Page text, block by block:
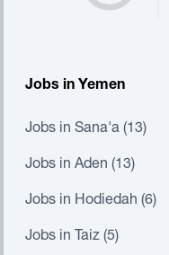
Jobs in Yemen
Jobs in Sana'a (13)
Jobs in Aden (13)
Jobs in Hodiedah (6)
Jobs in Taiz (5)